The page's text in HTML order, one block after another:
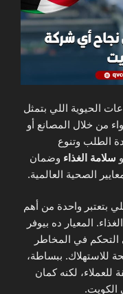
الحيوية اللي بتمثل
من خلال المصانع أو
الطلب وتنوع
سلامة الغذاء وضمان
الصحية العالمية.
بتعتبر واحدة من أهم
المعيار ده بيوفر
في المخاطر
للاستهلاك. ببساطة،
لكنه كمان